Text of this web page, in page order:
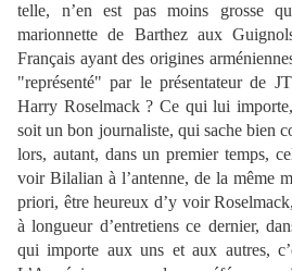
telle, n’en est pas moins grosse
marionnette de Barthez aux
Français ayant des origines
"représenté" par le présentateur de
Harry Roselmack ? Ce qui lui
soit un bon journaliste, qui sache bien
lors, autant, dans un premier temps,
voir Bilalian à l’antenne, de la même
priori, être heureux d’y voir
à longueur d’entretiens ce dernier,
qui importe aux uns et aux autres,